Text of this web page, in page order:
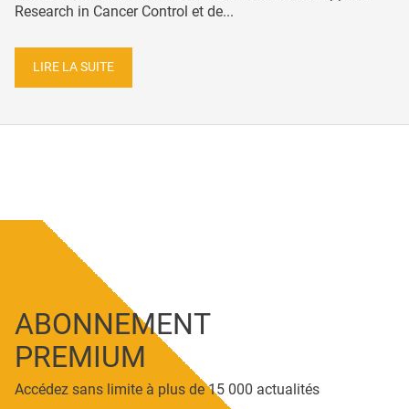
Research in Cancer Control et de...
LIRE LA SUITE
ABONNEMENT
PREMIUM
Accédez sans limite à plus de 15 000 actualités